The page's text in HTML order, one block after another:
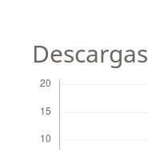
Descargas